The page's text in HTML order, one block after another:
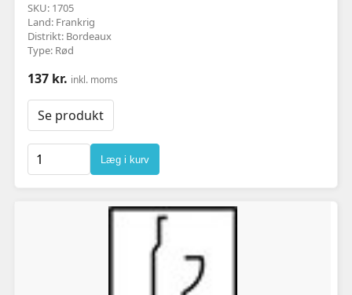
SKU: 1705
Land: Frankrig
Distrikt: Bordeaux
Type: Rød
137 kr. inkl. moms
Se produkt
Læg i kurv